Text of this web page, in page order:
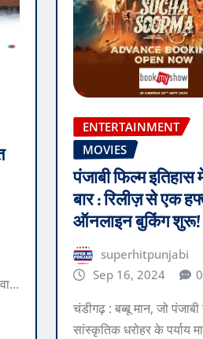
ENTERTAINMENT
MOVIES
पंजाबी फिल्म इतिहास
बार : रिलीज़ से एक
ऑनलाइन बुकिंग शुरू!
superhitpunjabi
Sep 16, 2024
0
चंडीगढ़ : बब्बू मान, जो
सांस्कृतिक धरोहर के पर्याय